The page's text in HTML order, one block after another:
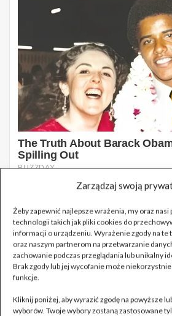
Zarządzaj swoją
Żeby zapewnić najlepsze wrażenia, my oraz
technologii takich jak pliki cookies do
informacji o urządzeniu. Wyrażenie zgody na te
oraz naszym partnerom na przetwarzanie
zachowanie podczas przeglądania lub unikalny
Brak zgody lub jej wycofanie może
funkcje.
Kliknij poniżej, aby wyrazić zgodę na powyższe
wyborów. Twoje wybory zostaną zastosowane